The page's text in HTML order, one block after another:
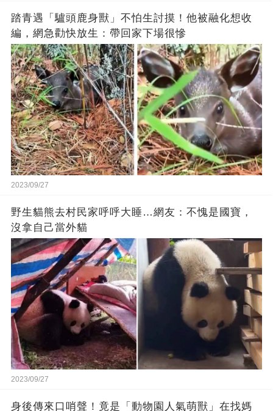
踏青遇「驢頭鹿身獸」不怕生討摸！他被融化想收
編，網急勸快放生：帶回家下場很慘
2023/09/27
野生貓熊去村民家呼呼大睡…網友：不愧是國寶，
沒拿自己當外貓
2023/09/27
身後傳來口哨聲！竟是「動物園人氣萌獸」在找媽